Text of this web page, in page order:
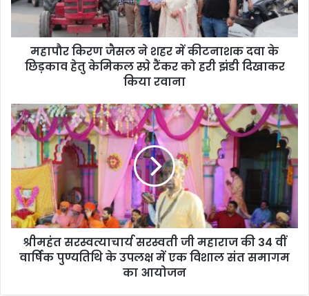
महापौर किरण जैसल ने शहर में कीटनाशक दवा के
छिड़काव हेतु केमिकल स्प्रे टैंकर को हरी झंडी दिखाकर
किया रवाना
श्रीमहंत सरस्वत्याचार्य सरस्वती जी महाराज की 34 वीं
वार्षिक पुण्यतिथि के उपलक्ष में एक विशाल संत समागम
का आयोजन